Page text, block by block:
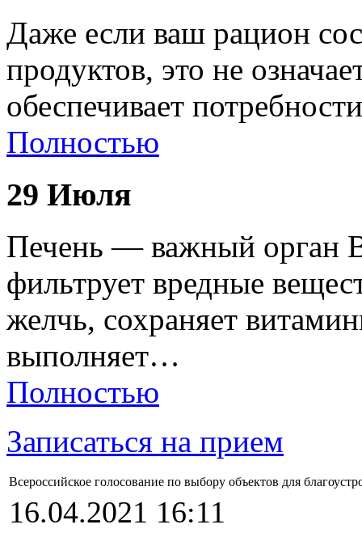
Даже если ваш рацион
продуктов, это не
обеспечивает
Полностью
29 Июля
Печень — важный орган
фильтрует вредные
желчь, сохраняет
выполняет…
Полностью
Записаться на прием
Всероссийское голосование по выбору объектов для
16.04.2021 16:11